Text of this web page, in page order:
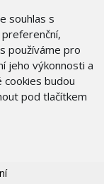
souhlas s
používáme pro
jeho výkonnosti a
cookies budou
pod tlačítkem